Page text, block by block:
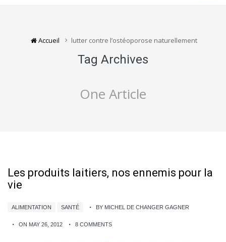
Accueil lutter contre l’ostéoporose naturellement
Tag Archives
One Article
Les produits laitiers, nos ennemis pour la
vie
ALIMENTATION SANTÉ BY MICHEL DE CHANGER GAGNER
ON MAY 26, 2012 8 COMMENTS